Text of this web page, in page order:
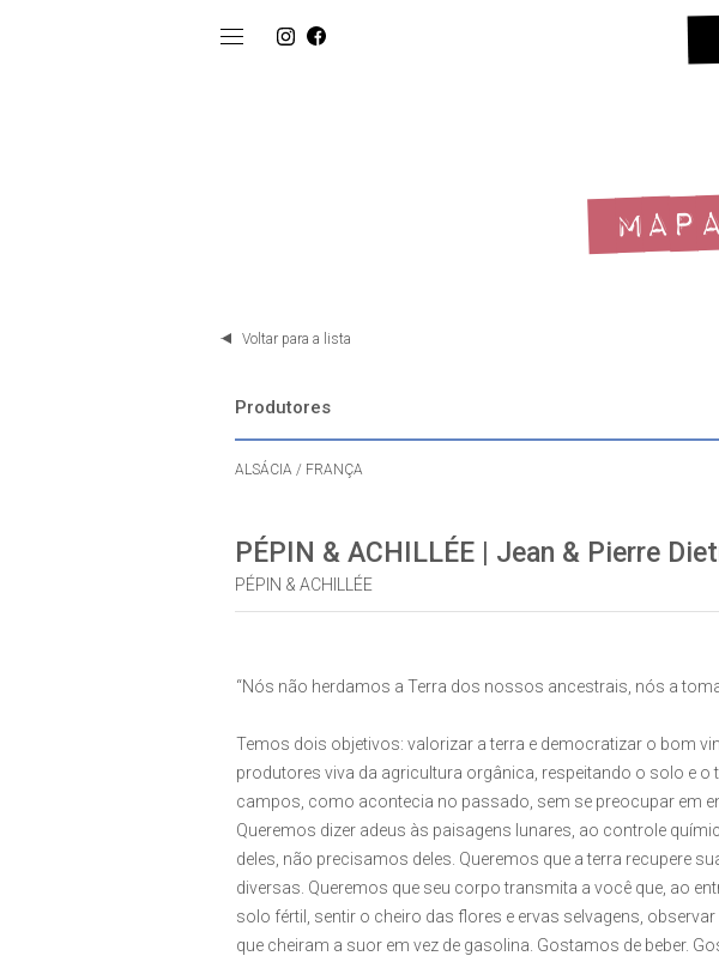
Voltar para a lista
Produtores
ALSÁCIA / FRANÇA
PÉPIN & ACHILLÉE | Jean & Pierre
PÉPIN & ACHILLÉE
“Nós não herdamos a Terra dos nossos ancestrais, nós a
Temos dois objetivos: valorizar a terra e democratizar o bom
produtores viva da agricultura orgânica, respeitando o solo e
campos, como acontecia no passado, sem se preocupar em
Queremos dizer adeus às paisagens lunares, ao controle
deles, não precisamos deles. Queremos que a terra recupere
diversas. Queremos que seu corpo transmita a você que, ao
solo fértil, sentir o cheiro das flores e ervas selvagens,
que cheiram a suor em vez de gasolina. Gostamos de beber.